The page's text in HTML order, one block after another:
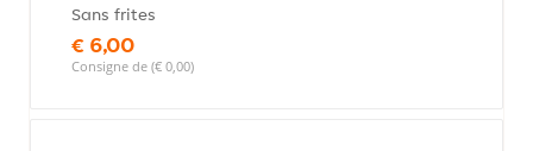
Sans frites
€ 6,00
Consigne de (€ 0,00)